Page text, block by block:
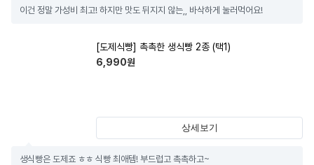
이건 정말 가성비 최고! 하지만 맛도 뒤지지 않는,, 바삭하게 눌러먹어요!
[도제식빵] 촉촉한 생식빵 2종 (택1)
6,990원
상세보기
생식빵은 도제죠 ㅎㅎ 식빵 최애템! 부드럽고 촉촉하고~